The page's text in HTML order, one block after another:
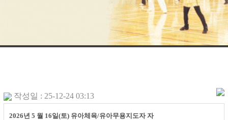
작성일 : 25-12-24 03:13
2026년 5 월 16일(토) 유아체육/유아무용지도자 자